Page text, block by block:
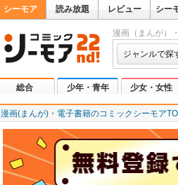
シーモア 読み放題 レビュー シー
漫画（まんが）
ジャンルで探
総合 少年・青年 少女・女性
漫画(まんが)・電子書籍のコミックシーモア